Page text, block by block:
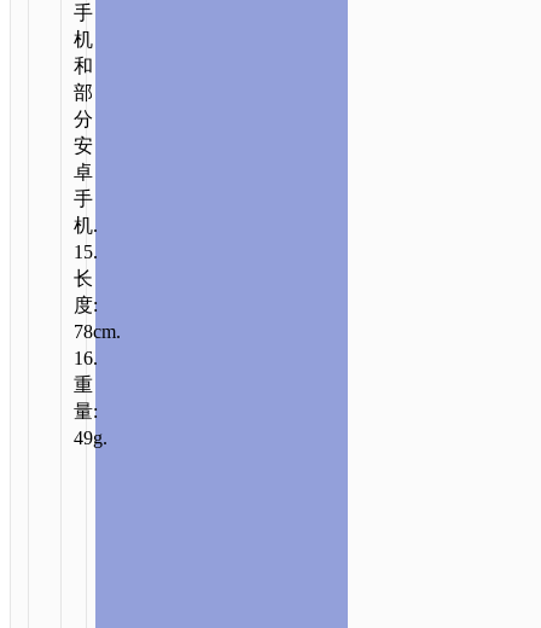
手
机
和
部
分
安
卓
手
机.
15.
长
度:
78cm.
16.
重
量:
49g.